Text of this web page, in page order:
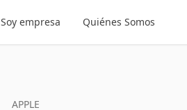
Soy empresa Quiénes Somos
APPLE